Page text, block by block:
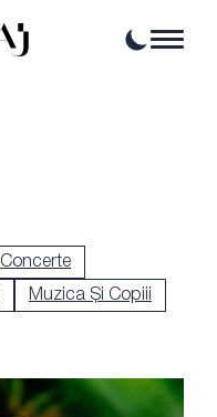
Concerte
Muzica Și Copiii